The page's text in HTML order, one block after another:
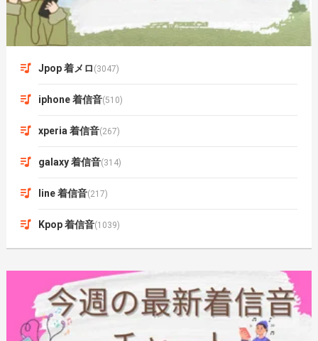
Jpop 着メロ (3047)
iphone 着信音(510)
xperia 着信音(267)
galaxy 着信音(314)
line 着信音(217)
Kpop 着信音(1039)